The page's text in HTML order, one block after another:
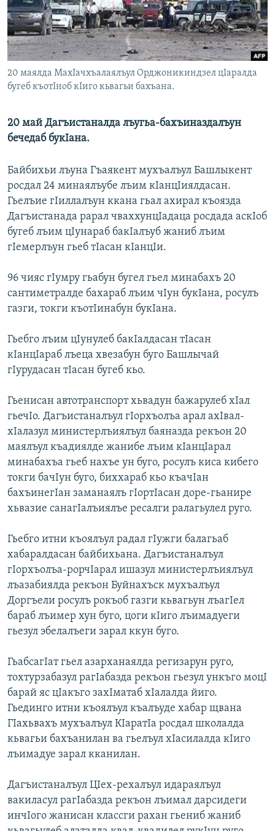
РАСПИСАНИЕ ВЕЩАНИЯ
ПОДПИШИТЕСЬ НА РАССЫЛКУ
20 маялда МахIачхъалаялъул Орджоникиндзел цIаралда
бугеб къотIноб кIиго кьвагьи бахъана.
20 май Дагъистаналда лъугьа-бахъиназдалъун
бечедаб букIана.
Байбихьи лъуна Гъаякент мухъалъул Башлыкент
росдал 24 минаялъубе лъим кIанцIиялдасан.
Гьелъие гIиллалъун ккана гьал ахирал къоязда
Дагъистанада рарал чваххунцIадаца росдада аскIоб
бугеб лъим цIунараб бакIалъуб жаниб лъим
гIемерлъун гьеб тIасан кIанцIи.
96 чияс гIумру гьабун бугел гьел минабахъ 20
сантиметралде бахараб лъим чIун букIана, росулъ
газги, токги къотIинабун букIана.
Гьебго лъим цIунулеб бакIалдасан тIасан
кIанцIараб лъеца хвезабун буго Башлычай
гIурудасан тIасан бугеб кьо.
Гьенисан автотранспорт хьвадун бажарулеб хIал
гьечIо. Дагъистаналъул гIорхъолъа арал ахIвал-
хIалазул министерлъиялъул баяназда рекъон 20
маялъул къадиялде жанибе лъим кIанцIарал
минабахъа гьеб нахъе ун буго, росулъ киса кибего
токги бачIун буго, биххараб кьо къачIан
бахъинегIан заманаялъ гIортIасан доре-гьанире
хьвазие санагIалъиялъе ресалги ралагьулел руго.
Гьебго итни къоялъул радал гIужги балагьаб
хабаралдасан байбихьана. Дагъистаналъул
гIорхъолъа-рорчIарал ишазул министерлъиялъул
лъазабиялда рекъон Буйнахъск мухъалъул
Доргъели росулъ рокъоб газги кьвагьун лъагIел
бараб лъимер хун буго, цоги кIиго лъимадуеги
гьезул эбелалъеги зарал ккун буго.
ГьабсагIат гьел азарханаялда регизарун руго,
тохтурзабазул рагIабазда рекъон гьезул ункъго моцI
барай яс цIакъго захIматаб хIалалда йиго.
Гьединго итни къоялъул къалъуде хабар щвана
ГIахьвахъ мухъалъул КIаратIа росдал школалда
кьвагьи бахъанилан ва гьелъул хIасилалда кIиго
лъимадуе зарал кканилан.
Дагъистаналъул ЦIех-рехалъул идараялъул
вакиласул рагIабазда рекъон лъимал дарсидеги
инчIого жанисан классги рахан гьениб жаниб